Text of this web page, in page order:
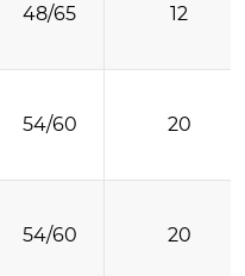
48/65 12
54/60 20
54/60 20